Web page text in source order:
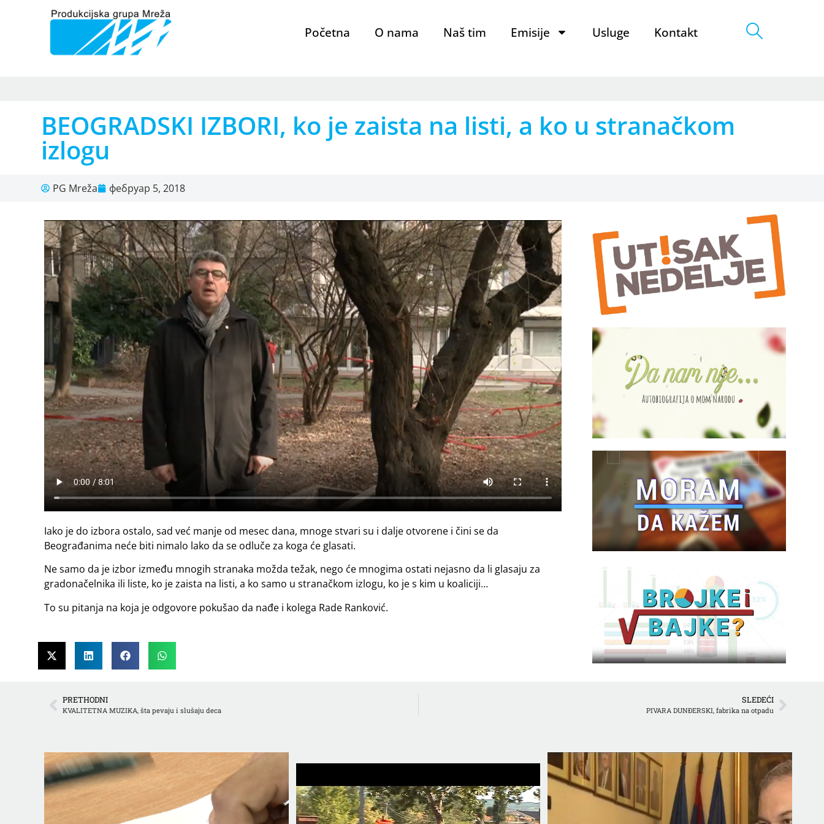
Početna O nama Naš tim Emisije Usluge Kontakt
BEOGRADSKI IZBORI, ko je zaista na listi, a ko u stranačkom
izlogu
PG Mreža фебруар 5, 2018
Iako je do izbora ostalo, sad već manje od mesec dana, mnoge stvari su i dalje otvorene i čini se da
Beograđanima neće biti nimalo lako da se odluče za koga će glasati.
Ne samo da je izbor između mnogih stranaka možda težak, nego će mnogima ostati nejasno da li glasaju za
gradonačelnika ili liste, ko je zaista na listi, a ko samo u stranačkom izlogu, ko je s kim u koaliciji…
To su pitanja na koja je odgovore pokušao da nađe i kolega Rade Ranković.
PRETHODNI
KVALITETNA MUZIKA, šta pevaju i slušaju deca
SLEDEĆI
PIVARA DUNĐERSKI, fabrika na otpadu